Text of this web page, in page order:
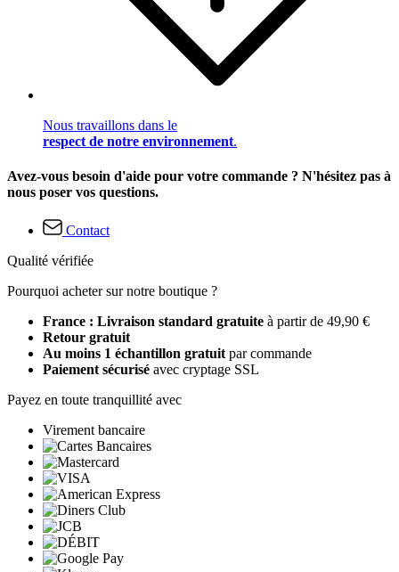
Nous travaillons dans le
respect de notre environnement.
Avez-vous besoin d'aide pour votre commande ? N'hésitez pas à
nous poser vos questions.
Contact
Qualité vérifiée
Pourquoi acheter sur notre boutique ?
France : Livraison standard gratuite à partir de 49,90 €
Retour gratuit
Au moins 1 échantillon gratuit par commande
Paiement sécurisé avec cryptage SSL
Payez en toute tranquillité avec
Virement bancaire